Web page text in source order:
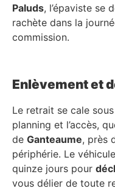
Paluds, l’épaviste se
rachète dans la
commission.
Enlèvement et
Le retrait se cale
planning et l’accès,
de Ganteaume, près
périphérie. Le
quinze jours pour
vous délier de toute